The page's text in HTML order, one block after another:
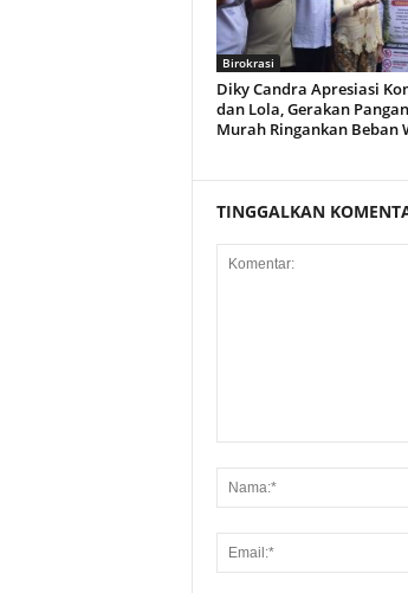
Birokrasi
Diky Candra Apresiasi
dan Lola, Gerakan Pangan
Murah Ringankan Beban
TINGGALKAN